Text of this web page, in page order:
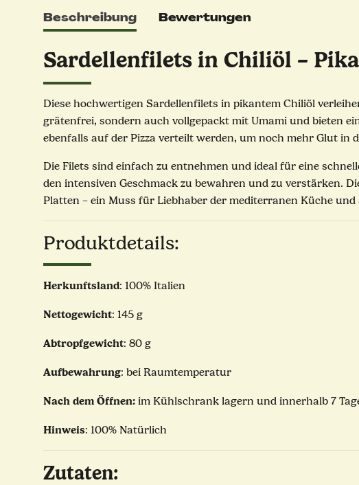
Beschreibung Bewertungen
Sardellenfilets in Chiliöl –
Diese hochwertigen Sardellenfilets in pikantem Chiliöl
grätenfrei, sondern auch vollgepackt mit Umami und bieten
ebenfalls auf der Pizza verteilt werden, um noch mehr Glut in
Die Filets sind einfach zu entnehmen und ideal für eine
den intensiven Geschmack zu bewahren und zu verstärken.
Platten – ein Muss für Liebhaber der mediterranen Küche
Produktdetails:
Herkunftsland: 100% Italien
Nettogewicht: 145 g
Abtropfgewicht: 80 g
Aufbewahrung: bei Raumtemperatur
Nach dem Öffnen: im Kühlschrank lagern und innerhalb 7
Hinweis: 100% Natürlich
Zutaten: